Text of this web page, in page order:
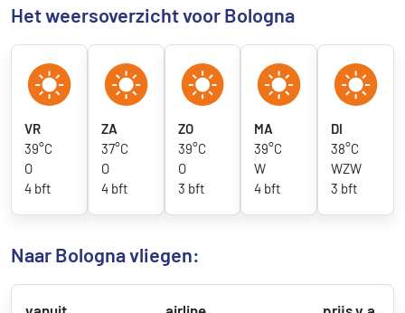
Het weersoverzicht voor Bologna
VR
39°C
O
4 bft
ZA
37°C
O
4 bft
ZO
39°C
O
3 bft
MA
39°C
W
4 bft
DI
38°C
WZW
3 bft
Naar Bologna vliegen: